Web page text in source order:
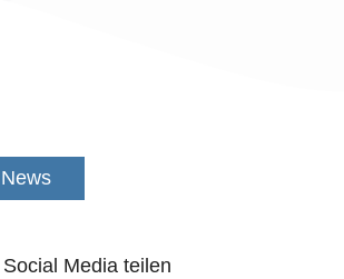
News
Media teilen